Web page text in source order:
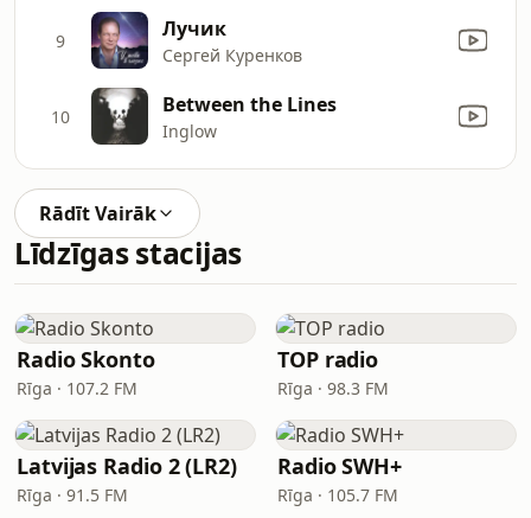
9 Лучик
Сергей Куренков
10 Between the Lines
Inglow
Rādīt Vairāk
Līdzīgas stacijas
Radio Skonto
Rīga · 107.2 FM
TOP radio
Rīga · 98.3 FM
Latvijas Radio 2 (LR2)
Rīga · 91.5 FM
Radio SWH+
Rīga · 105.7 FM